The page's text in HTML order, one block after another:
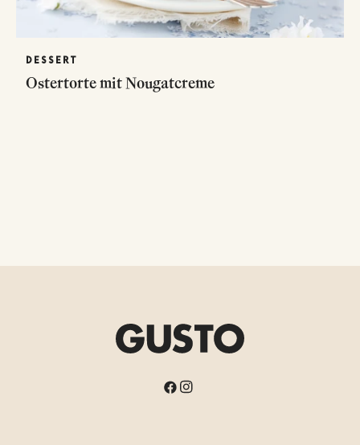
DESSERT
Ostertorte mit Nougatcreme